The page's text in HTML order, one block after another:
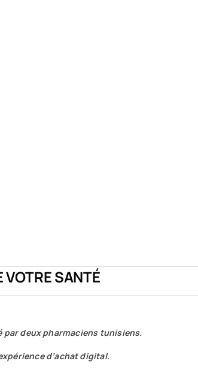
VOTRE SANTÉ
par deux pharmaciens tunisiens.
d’achat digital.